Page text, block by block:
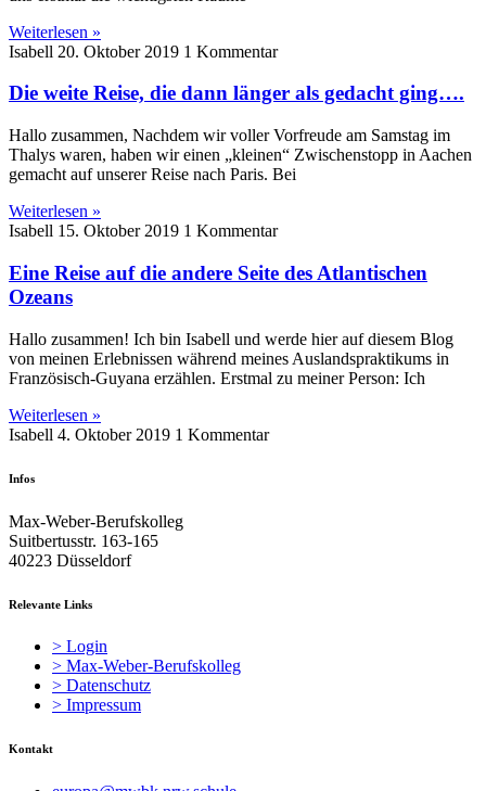
Weiterlesen »
Isabell 20. Oktober 2019 1 Kommentar
Die weite Reise, die dann länger als gedacht ging….
Hallo zusammen, Nachdem wir voller Vorfreude am Samstag im
Thalys waren, haben wir einen „kleinen“ Zwischenstopp in Aachen
gemacht auf unserer Reise nach Paris. Bei
Weiterlesen »
Isabell 15. Oktober 2019 1 Kommentar
Eine Reise auf die andere Seite des Atlantischen
Ozeans
Hallo zusammen! Ich bin Isabell und werde hier auf diesem Blog
von meinen Erlebnissen während meines Auslandspraktikums in
Französisch-Guyana erzählen. Erstmal zu meiner Person: Ich
Weiterlesen »
Isabell 4. Oktober 2019 1 Kommentar
Infos
Max-Weber-Berufskolleg
Suitbertusstr. 163-165
40223 Düsseldorf
Relevante Links
> Login
> Max-Weber-Berufskolleg
> Datenschutz
> Impressum
Kontakt